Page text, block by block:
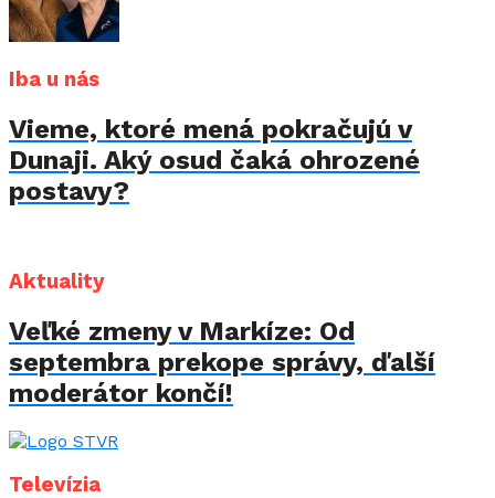
Iba u nás
Vieme, ktoré mená pokračujú v
Dunaji. Aký osud čaká ohrozené
postavy?
Aktuality
Veľké zmeny v Markíze: Od
septembra prekope správy, ďalší
moderátor končí!
Televízia